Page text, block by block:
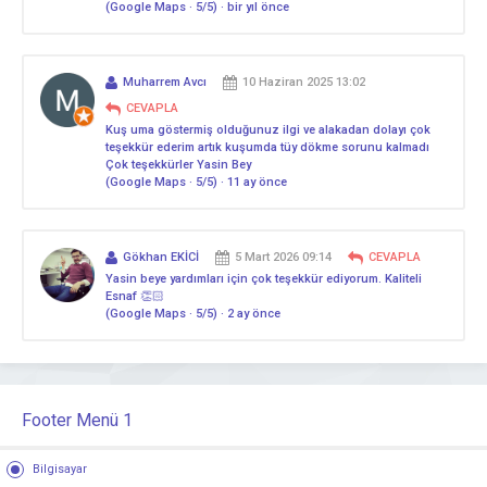
(Google Maps · 5/5) · bir yıl önce
Muharrem Avcı
10 Haziran 2025 13:02
CEVAPLA
Kuş uma göstermiş olduğunuz ilgi ve alakadan dolayı çok
teşekkür ederim artık kuşumda tüy dökme sorunu kalmadı
Çok teşekkürler Yasin Bey
(Google Maps · 5/5) · 11 ay önce
Gökhan EKİCİ 5 Mart 2026 09:14
CEVAPLA
Yasin beye yardımları için çok teşekkür ediyorum. Kaliteli
Esnaf 👏🏻
(Google Maps · 5/5) · 2 ay önce
Footer Menü 1
Bilgisayar